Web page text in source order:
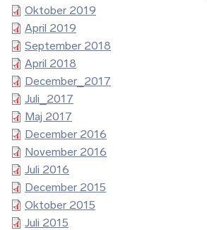
Oktober 2019
April 2019
September 2018
April 2018
December_2017
Juli_2017
Maj 2017
December 2016
November 2016
Juli 2016
December 2015
Oktober 2015
Juli 2015